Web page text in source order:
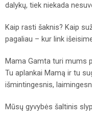
dalykų, tiek niekada
Kaip rasti šaknis? Kaip
pagaliau – kur link
Mama Gamta turi mums
Tu aplankai Mamą ir tu
išmintingesnis,
Mūsų gyvybės šaltinis